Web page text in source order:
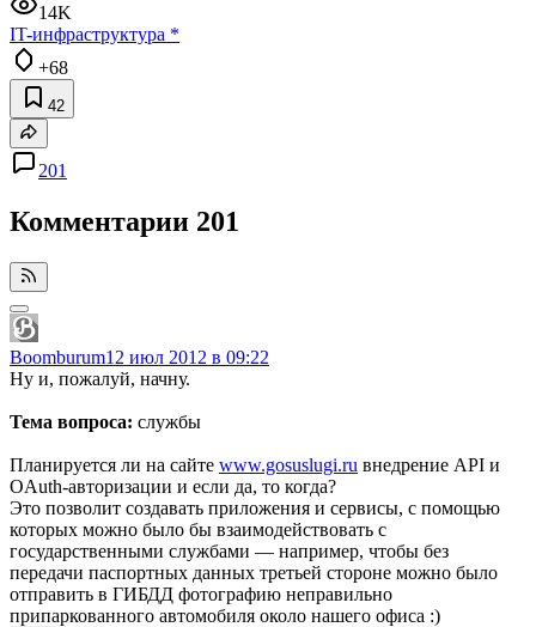
14K
IT-инфраструктура *
+68
42
201
Комментарии 201
Boomburum12 июл 2012 в 09:22
Ну и, пожалуй, начну.
Тема вопроса: службы
Планируется ли на сайте www.gosuslugi.ru внедрение API и
OAuth-авторизации и если да, то когда?
Это позволит создавать приложения и сервисы, с помощью
которых можно было бы взаимодействовать с
государственными службами — например, чтобы без
передачи паспортных данных третьей стороне можно было
отправить в ГИБДД фотографию неправильно
припаркованного автомобиля около нашего офиса :)